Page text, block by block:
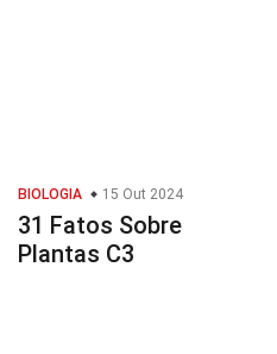
BIOLOGIA 15 Out 2024
31 Fatos Sobre
Plantas C3